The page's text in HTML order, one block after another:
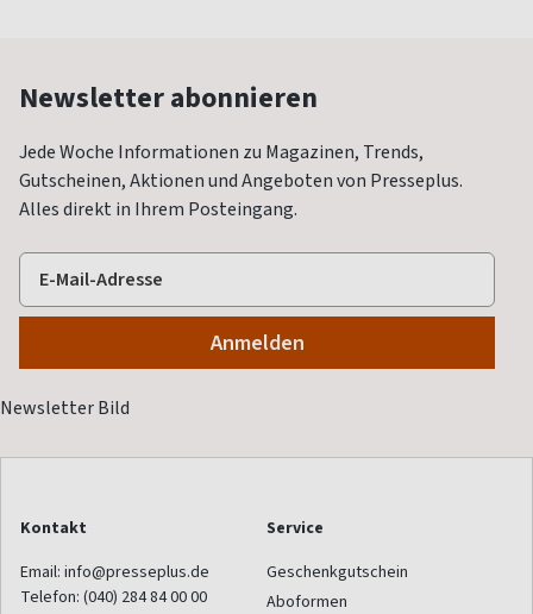
Newsletter abonnieren
Jede Woche Informationen zu Magazinen, Trends,
Gutscheinen, Aktionen und Angeboten von Presseplus.
Alles direkt in Ihrem Posteingang.
Kontakt
Email: info@presseplus.de
Telefon: (040) 284 84 00 00
Service
Geschenkgutschein
Aboformen